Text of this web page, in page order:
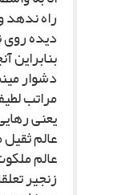
راه ندهد
دیده روى
دشوار
مراتب
یعنى
عالم
عالم
زنجیر